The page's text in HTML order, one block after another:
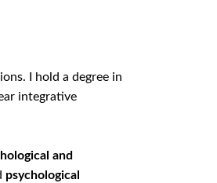
I hold a degree in
integrative
and
psychological